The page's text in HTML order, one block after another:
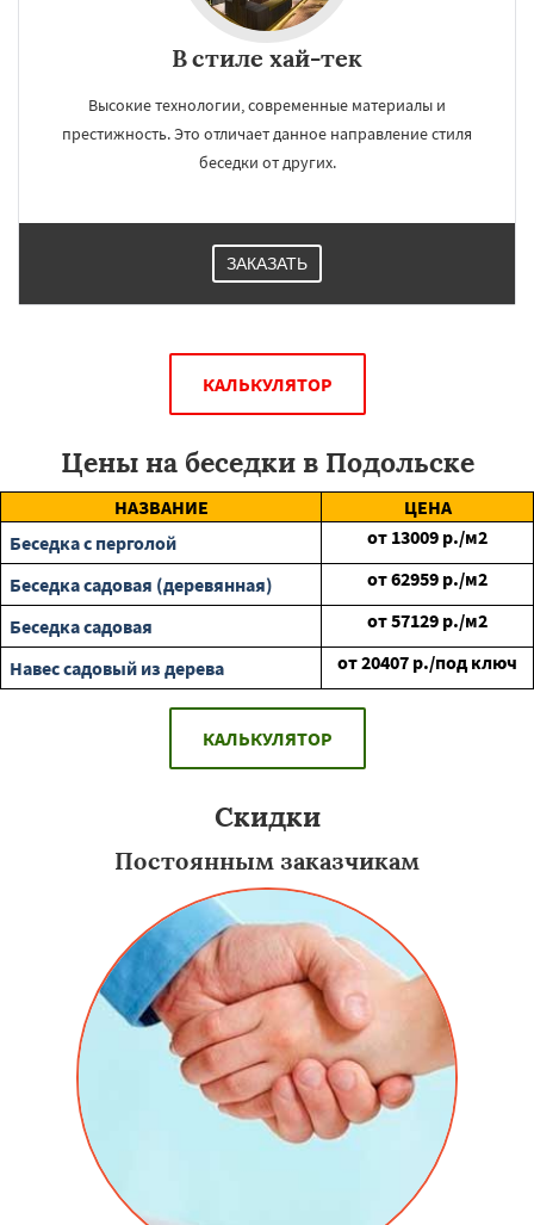
В стиле хай-тек
Высокие технологии, современные материалы и
престижность. Это отличает данное направление стиля
беседки от других.
ЗАКАЗАТЬ
КАЛЬКУЛЯТОР
Цены на беседки в Подольске
НАЗВАНИЕ
ЦЕНА
Беседка с перголой
от 13009 р./м2
Беседка садовая (деревянная)
от62959 р./м2
Беседка садовая
от57129 р./м2
Навес садовый из дерева
от20407 р./под ключ
КАЛЬКУЛЯТОР
Скидки
Постоянным заказчикам